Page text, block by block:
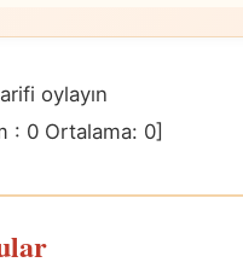
oylayın
: 0Ortalama: 0]